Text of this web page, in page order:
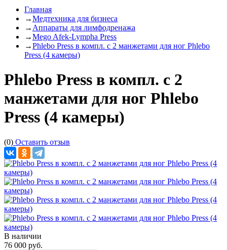
Главная
→Медтехника для бизнеса
→ Аппараты для лимфодренажа
→Mego Afek-Lympha Press
→Phlebo Press в компл. с 2 манжетами для ног Phlebo
Press (4 камеры)
Phlebo Press в компл. с 2
манжетами для ног Phlebo
Press (4 камеры)
(0) Оставить отзыв
В наличии
76 000 руб.